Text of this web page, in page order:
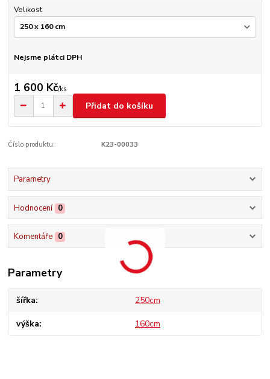
Velikost
Nejsme plátci DPH
1 600 Kč/ks
Přidat do košíku
Číslo produktu: K23-00033
Parametry
Hodnocení 0
Komentáře 0
Parametry
šířka 250cm
výška 160cm